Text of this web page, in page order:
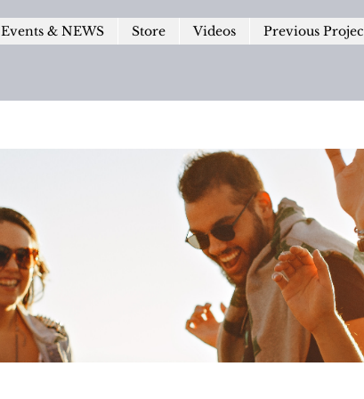
Events & NEWS Store Videos Previous